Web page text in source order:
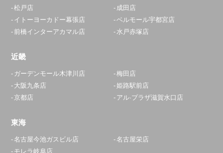
松戸店
成田店
イトーヨーカドー幕張店
ベルモール宇都宮店
前橋インターアカマル店
水戸赤塚店
近畿
ガーデンモール木津川店
梅田店
大阪九条店
姫路駅前店
京都店
アル·プラザ滋賀水口店
東海
名古屋今池ガスビル店
名古屋栄店
モレラ岐阜店